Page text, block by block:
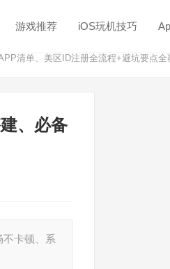
游戏推荐 iOS玩机技巧
清单、美区ID注册全流程+避坑要点全
、必备
不卡顿、系